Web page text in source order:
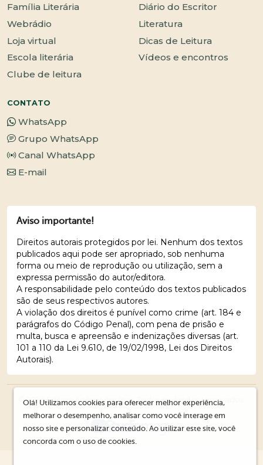
Família Literária
Webrádio
Loja virtual
Escola literária
Clube de leitura
Diário do Escritor
Literatura
Dicas de Leitura
Vídeos e encontros
CONTATO
WhatsApp
Grupo WhatsApp
Canal WhatsApp
E-mail
Aviso importante!
Direitos autorais protegidos por lei. Nenhum dos textos
publicados aqui pode ser apropriado, sob nenhuma
forma ou meio de reprodução ou utilização, sem a
expressa permissão do autor/editora.
A responsabilidade pelo conteúdo dos textos publicados
são de seus respectivos autores.
A violação dos direitos é punível como crime (art. 184 e
parágrafos do Código Penal), com pena de prisão e
multa, busca e apreensão e indenizações diversas (art.
101 a 110 da Lei 9.610, de 19/02/1998, Lei dos Direitos
Autorais).
© 2026 Editora Ações Literárias. Todos os direitos reservados.
Olá! Utilizamos cookies para oferecer melhor experiência,
melhorar o desempenho, analisar como você interage em
nosso site e personalizar conteúdo. Ao utilizar este site, você
concorda com o uso de cookies.